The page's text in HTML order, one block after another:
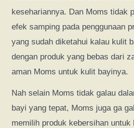
kesehariannya. Dan Moms tidak
efek samping pada penggunaan
yang sudah diketahui kalau kulit
dengan produk yang bebas dari
aman Moms untuk kulit bayinya.
Nah selain Moms tidak galau
bayi yang tepat, Moms juga ga
memilih produk kebersihan untuk